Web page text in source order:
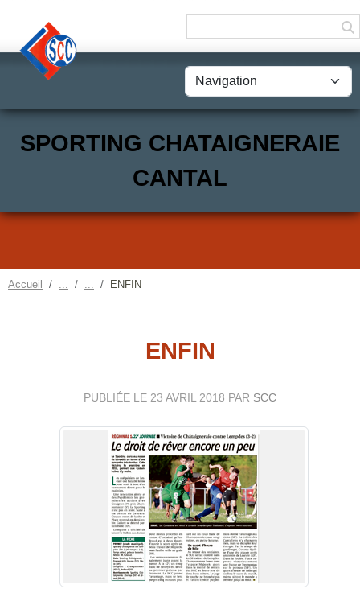
SPORTING CHATAIGNERAIE
CANTAL
Accueil ENFIN
ENFIN
PUBLIÉE LE 23 AVRIL 2018 PAR SCC